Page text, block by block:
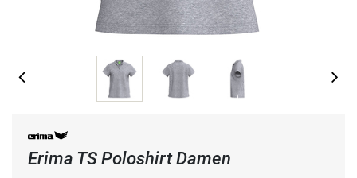
Erima TS Poloshirt Damen